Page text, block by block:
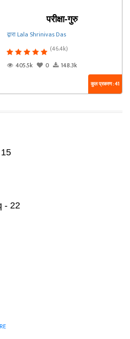
परीक्षा-गुरु
द्वारा Lala Shrinivas Das
(46.4k)
405.5k
0 148.3k
कुल प्रकरण : 41
15
- 22